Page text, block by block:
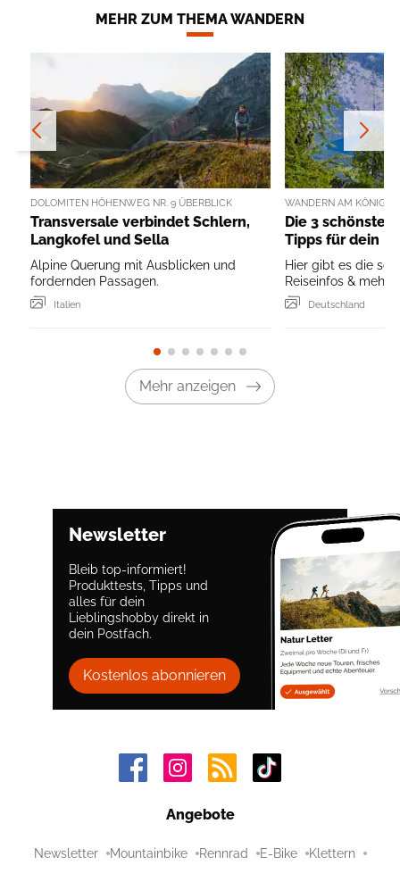
MEHR ZUM THEMA WANDERN
DOLOMITEN HÖHENWEG NR. 9 ÜBERBLICK
Transversale verbindet Schlern,
Langkofel und Sella
Alpine Querung mit Ausblicken und
fordernden Passagen.
Italien
WANDERN AM
Die 3
Tipps für dein
Hier gibt es die
Reiseinfos & mehr
Deutschland
Mehr anzeigen
Newsletter
Bleib top-informiert!
Produkttests, Tipps und
alles für dein
Lieblingshobby direkt in
dein Postfach.
Kostenlos abonnieren
Angebote
Newsletter Mountainbike Rennrad E-Bike Klettern